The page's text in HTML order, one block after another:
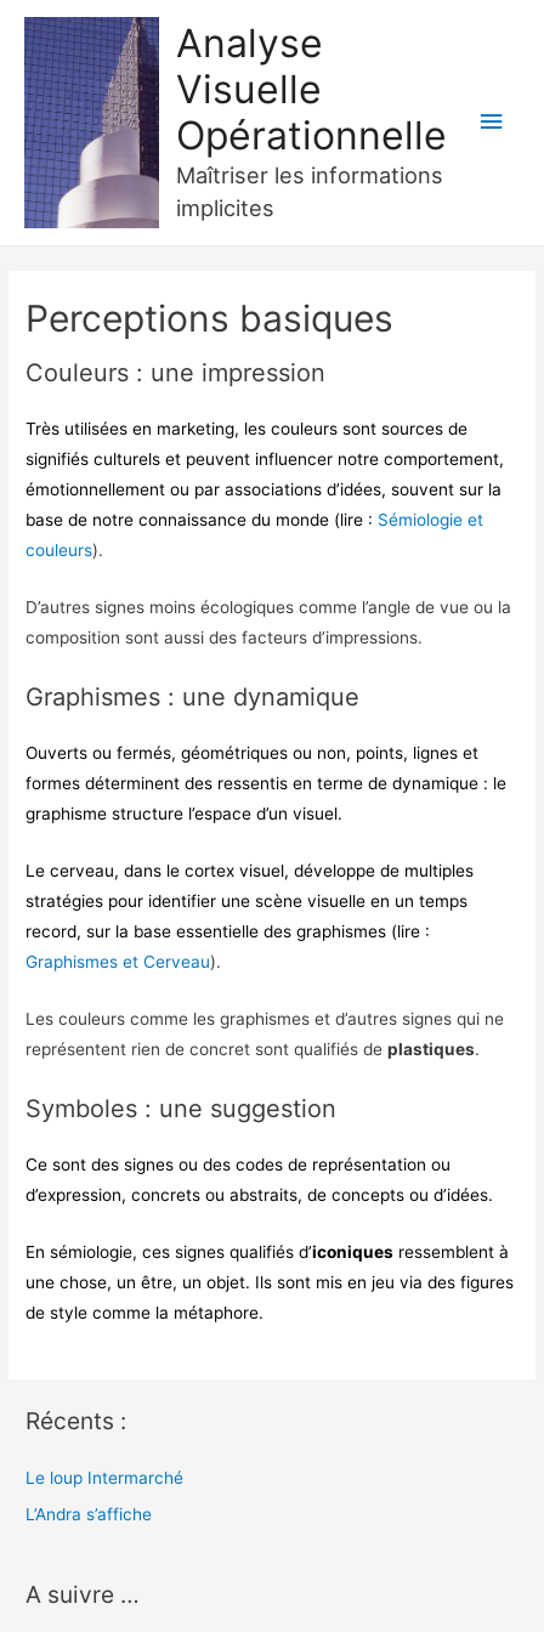
Analyse
Visuelle
Opérationnelle
Maîtriser les informations
implicites
Perceptions basiques
Couleurs : une impression
Très utilisées en marketing, les couleurs sont sources de
signifiés culturels et peuvent influencer notre comportement,
émotionnellement ou par associations d’idées, souvent sur la
base de notre connaissance du monde (lire : Sémiologie et
couleurs).
D’autres signes moins écologiques comme l’angle de vue ou la
composition sont aussi des facteurs d’impressions.
Graphismes : une dynamique
Ouverts ou fermés, géométriques ou non, points, lignes et
formes déterminent des ressentis en terme de dynamique : le
graphisme structure l’espace d’un visuel.
Le cerveau, dans le cortex visuel, développe de multiples
stratégies pour identifier une scène visuelle en un temps
record, sur la base essentielle des graphismes (lire :
Graphismes et Cerveau).
Les couleurs comme les graphismes et d’autres signes qui ne
représentent rien de concret sont qualifiés deplastiques.
Symboles : une suggestion
Ce sont des signes ou des codes de représentation ou
d’expression, concrets ou abstraits, de concepts ou d’idées.
En sémiologie, ces signes qualifiés d’iconiques ressemblent à
une chose, un être, un objet. Ils sont mis en jeu via des figures
de style comme la métaphore.
Récents :
Le loup Intermarché
L’Andra s’affiche
A suivre …